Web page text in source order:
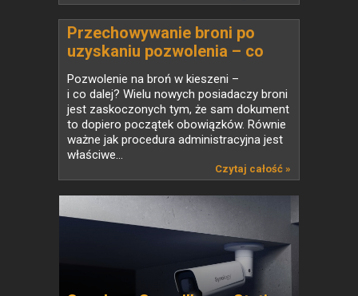
Przechowywanie broni po
uzyskaniu pozwolenia – co
mówi prawo i jak wybrać
właściwy sprzęt
Pozwolenie na broń w kieszeni –
i co dalej? Wielu nowych posiadaczy broni
jest zaskoczonych tym, że sam dokument
to dopiero początek obowiązków. Równie
ważne jak procedura administracyjna jest
właściwe...
Czytaj całość »